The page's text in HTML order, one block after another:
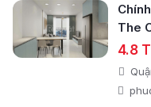
The
Nai
4.8